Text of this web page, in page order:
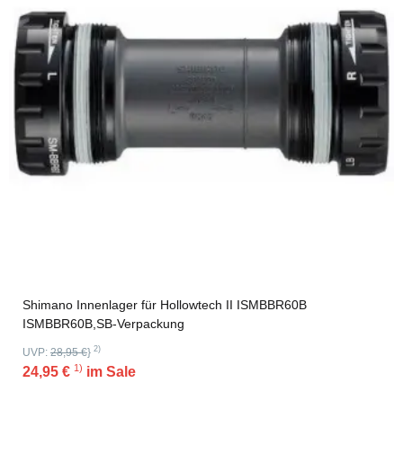
Shimano Innenlager für Hollowtech II ISMBBR60B
ISMBBR60B,SB-Verpackung
UVP: 28,95 €} 2)
24,95 € 1) im Sale